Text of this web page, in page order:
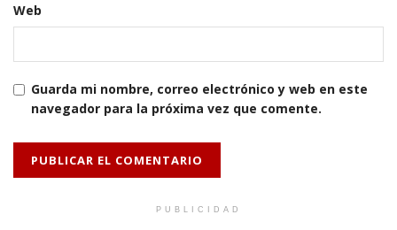
Web
Guarda mi nombre, correo electrónico y web en este
navegador para la próxima vez que comente.
PUBLICIDAD